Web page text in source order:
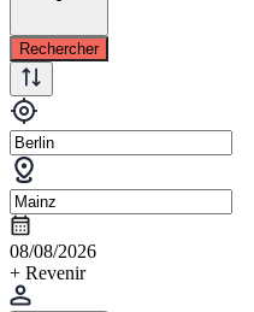
Rechercher
08/08/2026
+ Revenir